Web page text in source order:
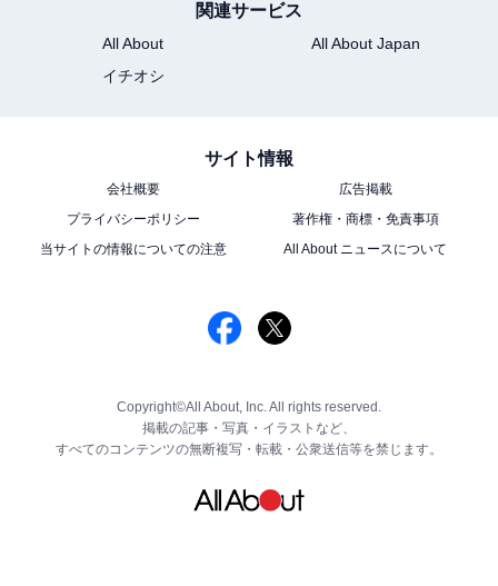
関連サービス
All About
All About Japan
イチオシ
サイト情報
会社概要
広告掲載
プライバシーポリシー
著作権・商標・免責事項
当サイトの情報についての注意
All About ニュースについて
Copyright©All About, Inc. All rights reserved.
掲載の記事・写真・イラストなど、
すべてのコンテンツの無断複写・転載・公衆送信等を禁じます。